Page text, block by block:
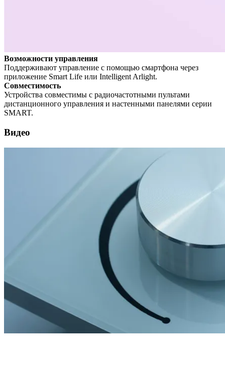
Возможности управления
Поддерживают управление с помощью смартфона через
приложение Smart Life или Intelligent Arlight.
Совместимость
Устройства совместимы с радиочастотными пультами
дистанционного управления и настенными панелями серии
SMART.
Видео